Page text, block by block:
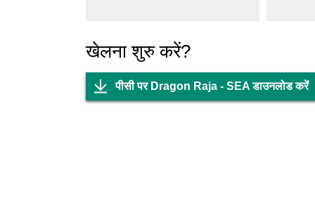
The Dragon Lord, once sealed away by a
Hybrids—humans gifted with
be an epic showdown.
खेलना शुरु करें?
पीसी पर Dragon Raja - SEA डाउनलोड करें